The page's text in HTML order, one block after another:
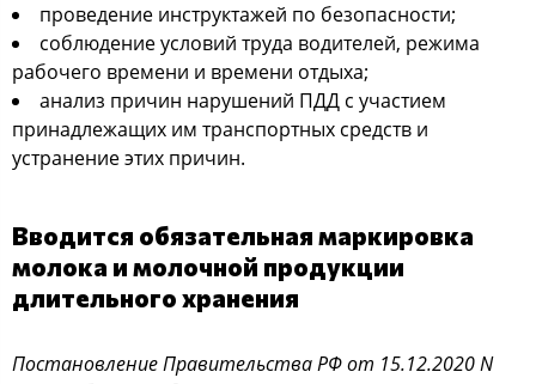
проведение инструктажей по безопасности;
соблюдение условий труда водителей, режима
рабочего времени и времени отдыха;
анализ причин нарушений ПДД с участием
принадлежащих им транспортных средств и
устранение этих причин.
Вводится обязательная маркировка
молока и молочной продукции
длительного хранения
Постановление Правительства РФ от 15.12.2020 N